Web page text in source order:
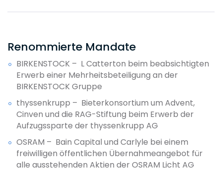
Renommierte Mandate
BIRKENSTOCK – L Catterton beim beabsichtigten
Erwerb einer Mehrheitsbeteiligung an der
BIRKENSTOCK Gruppe
thyssenkrupp – Bieterkonsortium um Advent,
Cinven und die RAG-Stiftung beim Erwerb der
Aufzugssparte der thyssenkrupp AG
OSRAM – Bain Capital und Carlyle bei einem
freiwilligen öffentlichen Übernahmeangebot für
alle ausstehenden Aktien der OSRAM Licht AG